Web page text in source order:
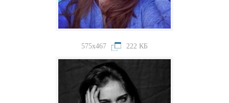
575x467 222 КБ